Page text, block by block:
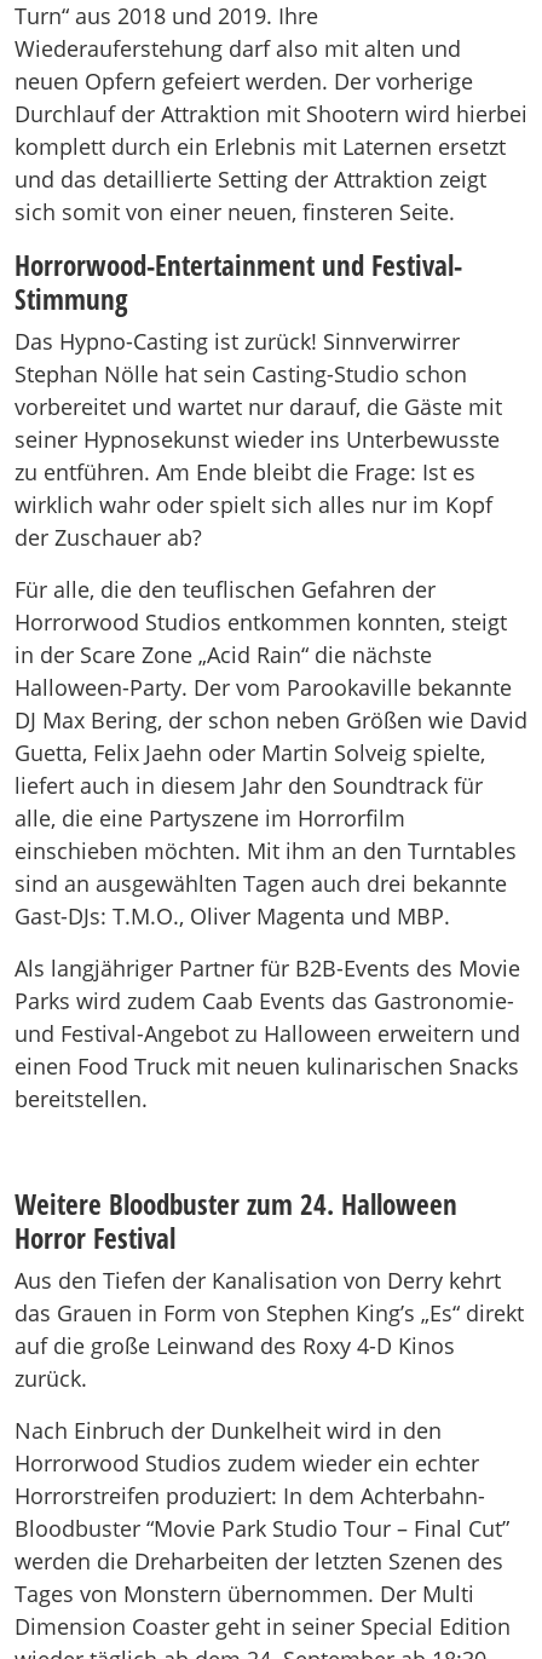
Turn“ aus 2018 und 2019. Ihre
Wiederauferstehung darf also mit alten und
neuen Opfern gefeiert werden. Der vorherige
Durchlauf der Attraktion mit Shootern wird hierbei
komplett durch ein Erlebnis mit Laternen ersetzt
und das detaillierte Setting der Attraktion zeigt
sich somit von einer neuen, finsteren Seite.
Horrorwood-Entertainment und Festival-
Stimmung
Das Hypno-Casting ist zurück! Sinnverwirrer
Stephan Nölle hat sein Casting-Studio schon
vorbereitet und wartet nur darauf, die Gäste mit
seiner Hypnosekunst wieder ins Unterbewusste
zu entführen. Am Ende bleibt die Frage: Ist es
wirklich wahr oder spielt sich alles nur im Kopf
der Zuschauer ab?
Für alle, die den teuflischen Gefahren der
Horrorwood Studios entkommen konnten, steigt
in der Scare Zone „Acid Rain“ die nächste
Halloween-Party. Der vom Parookaville bekannte
DJ Max Bering, der schon neben Größen wie David
Guetta, Felix Jaehn oder Martin Solveig spielte,
liefert auch in diesem Jahr den Soundtrack für
alle, die eine Partyszene im Horrorfilm
einschieben möchten. Mit ihm an den Turntables
sind an ausgewählten Tagen auch drei bekannte
Gast-DJs: T.M.O., Oliver Magenta und MBP.
Als langjähriger Partner für B2B-Events des Movie
Parks wird zudem Caab Events das Gastronomie-
und Festival-Angebot zu Halloween erweitern und
einen Food Truck mit neuen kulinarischen Snacks
bereitstellen.
Weitere Bloodbuster zum 24. Halloween
Horror Festival
Aus den Tiefen der Kanalisation von Derry kehrt
das Grauen in Form von Stephen King’s „Es“ direkt
auf die große Leinwand des Roxy 4-D Kinos
zurück.
Nach Einbruch der Dunkelheit wird in den
Horrorwood Studios zudem wieder ein echter
Horrorstreifen produziert: In dem Achterbahn-
Bloodbuster “Movie Park Studio Tour – Final Cut”
werden die Dreharbeiten der letzten Szenen des
Tages von Monstern übernommen. Der Multi
Dimension Coaster geht in seiner Special Edition